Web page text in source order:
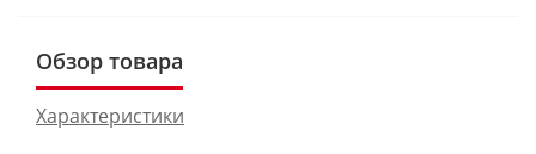
Обзор товара
Характеристики